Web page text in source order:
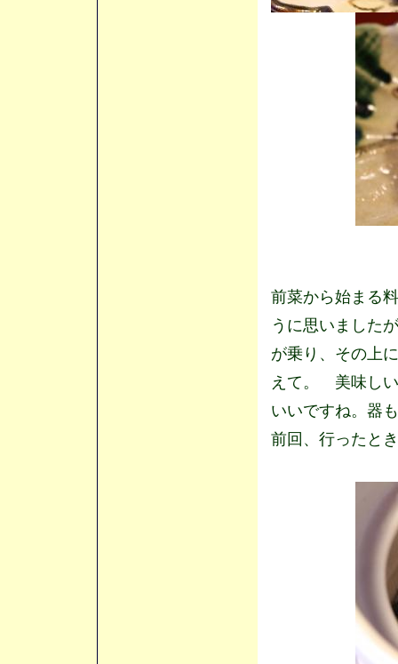
前菜から始まる
うに思いました
が乗り、その上
えて。 美味しい
いいですね。器
前回、行ったと